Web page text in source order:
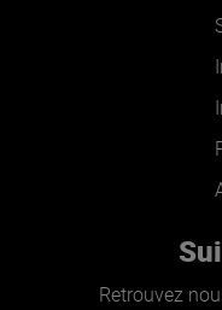
Retrouvez